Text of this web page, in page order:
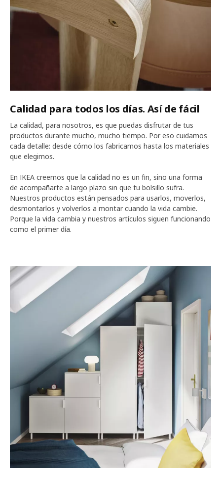
Calidad para todos los días. Así de fácil
La calidad, para nosotros, es que puedas disfrutar de tus
productos durante mucho, mucho tiempo. Por eso cuidamos
cada detalle: desde cómo los fabricamos hasta los materiales
que elegimos.
En IKEA creemos que la calidad no es un fin, sino una forma
de acompañarte a largo plazo sin que tu bolsillo sufra.
Nuestros productos están pensados para usarlos, moverlos,
desmontarlos y volverlos a montar cuando la vida cambie.
Porque la vida cambia y nuestros artículos siguen funcionando
como el primer día.